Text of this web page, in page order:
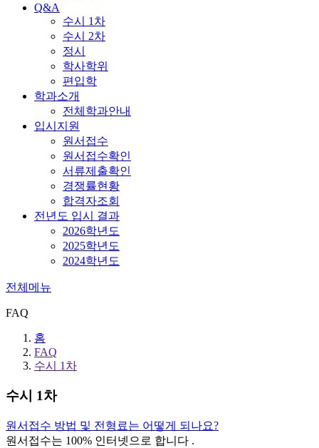
Q&A
수시 1차
수시 2차
정시
학사학위
편입학
학과소개
전체학과안내
입시지원
원서접수
원서접수확인
서류제출확인
경쟁률현황
합격자조회
전년도 입시 결과
2026학년도
2025학년도
2024학년도
전체메뉴
FAQ
홈
FAQ
수시 1차
수시 1차
원서접수 방법 및 전형료는 어떻게 되나요?
원서접수는 100% 인터넷으로 합니다 .